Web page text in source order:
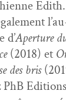
d’Aper­ture
(2018) et
des bris
PhB